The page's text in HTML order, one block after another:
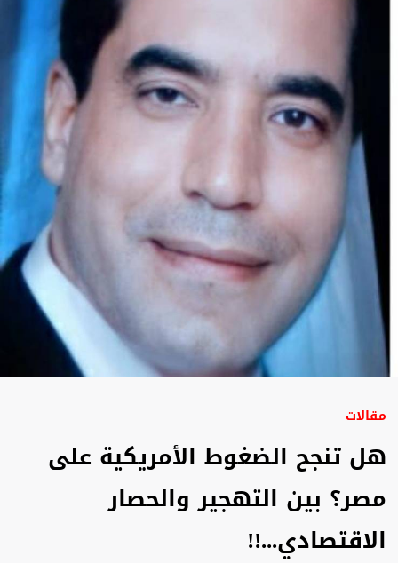
مقالات
هل تنجح الضغوط الأمريكية على
مصر؟ بين التهجير والحصار
الاقتصادي...!!